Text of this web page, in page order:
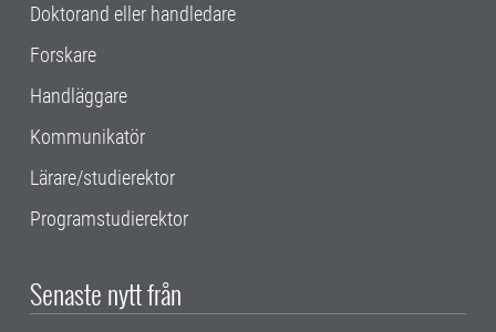
Doktorand eller handledare
Forskare
Handläggare
Kommunikatör
Lärare/studierektor
Programstudierektor
Senaste nytt från